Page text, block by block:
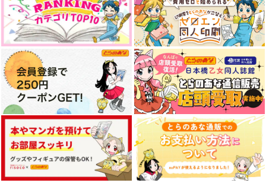
間食もぐもぐ本4
道草ランプ
1,257円（税込）
小夜左文字
サンプル
作品詳細
本丸通販倶楽部2
道草ランプ
1,729 （税込）
小夜左文字
サンプル
作品詳細
刀剣男士のクイズ本
道草ランプ
1,257円（税込）
小夜左文字
サンプル
作品詳細
Note_re.
める亭
専売 787円（税込）
刀剣乱舞
サンプル
カート
トウケンサイロク3
トギジィ
専売 1,500円（税込）
刀剣乱舞
薬研藤四郎
加州清光
小夜左文字
サンプル
カート
いつの間にこんなモン
スターになっちまった
んだ
トギジィ
専売 787円（税込）
刀剣乱舞
薬研藤四郎
平野藤四郎
小夜左文字
サンプル
カート